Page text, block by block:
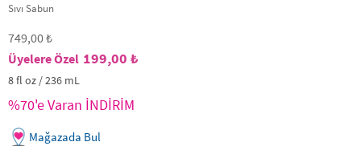
Sıvı Sabun
749,00 ₺
199,00 ₺
8 fl oz / 236 mL
%70'e Varan İNDİRİM
Mağazada Bul